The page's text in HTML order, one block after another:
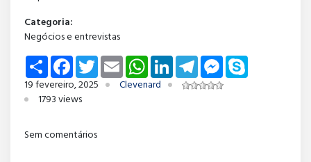
Categoria:
Negócios e entrevistas
Share FacebookTwitterEmail WhatsAppLinkedInTelegramMessenger
19 fevereiro, 2025
Clevenard
1793 views
Sem comentários